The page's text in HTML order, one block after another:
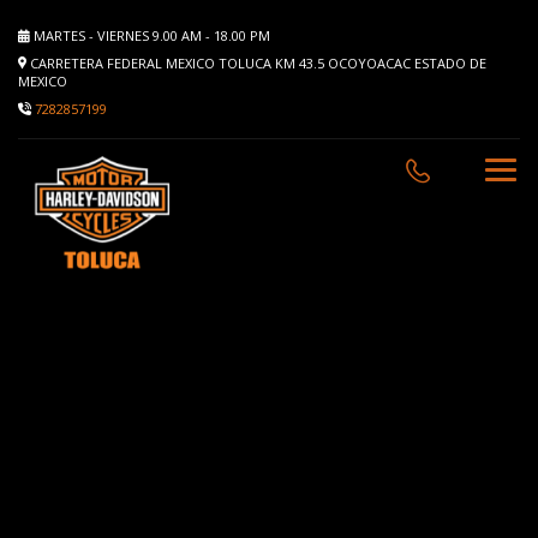
MARTES - VIERNES 9.00 AM - 18.00 PM
CARRETERA FEDERAL MEXICO TOLUCA KM 43.5 OCOYOACAC ESTADO DE
MEXICO
7282857199